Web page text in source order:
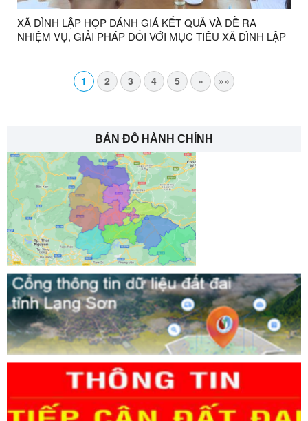
XÃ ĐÌNH LẬP HỌP ĐÁNH GIÁ KẾT QUẢ VÀ ĐỀ RA
NHIỆM VỤ, GIẢI PHÁP ĐỐI VỚI MỤC TIÊU XÃ ĐÌNH LẬP
1 2 3 4 5 » »»
BẢN ĐỒ HÀNH CHÍNH